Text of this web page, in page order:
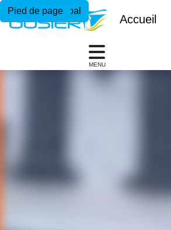
Menu principal
Contenu principal
Pied de page
Accueil
MENU